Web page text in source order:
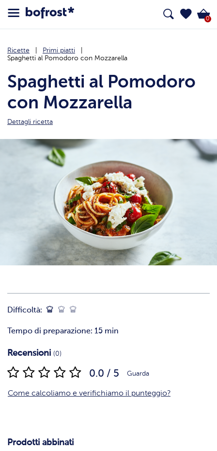
0
Ricette
Primi piatti
Spaghetti al Pomodoro con Mozzarella
Spaghetti al Pomodoro
con Mozzarella
Dettagli ricetta
Difficoltà:
Tempo di preparazione: 15 min
Recensioni (0)
0.0 / 5 Guarda
Come calcoliamo e verifichiamo il punteggio?
Prodotti abbinati